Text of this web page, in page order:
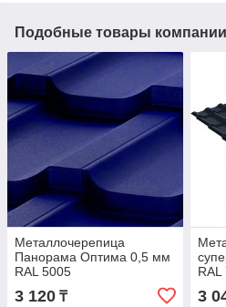
Подобные товары компании
Металлочерепица
Панорама Оптима 0,5 мм
RAL 5005
3 120 ₸
RAL
3